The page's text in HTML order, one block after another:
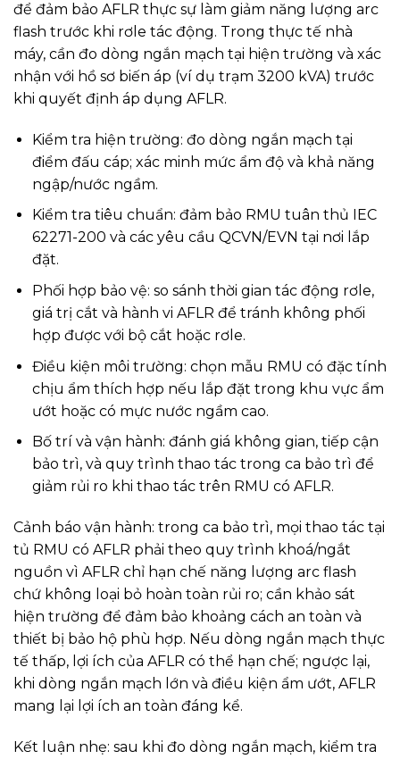
để đảm bảo AFLR thực sự làm giảm năng lượng arc
flash trước khi rơle tác động. Trong thực tế nhà
máy, cần đo dòng ngắn mạch tại hiện trường và xác
nhận với hồ sơ biến áp (ví dụ trạm 3200 kVA) trước
khi quyết định áp dụng AFLR.
Kiểm tra hiện trường: đo dòng ngắn mạch tại
điểm đấu cáp; xác minh mức ẩm độ và khả năng
ngập/nước ngầm.
Kiểm tra tiêu chuẩn: đảm bảo RMU tuân thủ IEC
62271-200 và các yêu cầu QCVN/EVN tại nơi lắp
đặt.
Phối hợp bảo vệ: so sánh thời gian tác động rơle,
giá trị cắt và hành vi AFLR để tránh không phối
hợp được với bộ cắt hoặc rơle.
Điều kiện môi trường: chọn mẫu RMU có đặc tính
chịu ẩm thích hợp nếu lắp đặt trong khu vực ẩm
ướt hoặc có mực nước ngầm cao.
Bố trí và vận hành: đánh giá không gian, tiếp cận
bảo trì, và quy trình thao tác trong ca bảo trì để
giảm rủi ro khi thao tác trên RMU có AFLR.
Cảnh báo vận hành: trong ca bảo trì, mọi thao tác tại
tủ RMU có AFLR phải theo quy trình khoá/ngắt
nguồn vì AFLR chỉ hạn chế năng lượng arc flash
chứ không loại bỏ hoàn toàn rủi ro; cần khảo sát
hiện trường để đảm bảo khoảng cách an toàn và
thiết bị bảo hộ phù hợp. Nếu dòng ngắn mạch thực
tế thấp, lợi ích của AFLR có thể hạn chế; ngược lại,
khi dòng ngắn mạch lớn và điều kiện ẩm ướt, AFLR
mang lại lợi ích an toàn đáng kể.
Kết luận nhẹ: sau khi đo dòng ngắn mạch, kiểm tra